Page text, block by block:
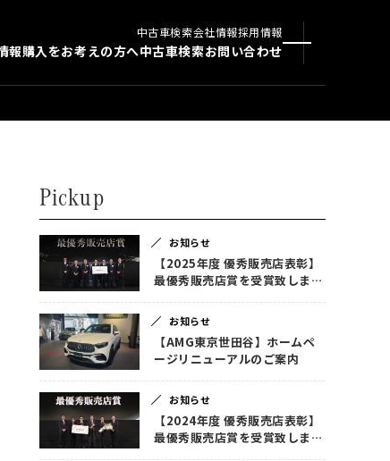
中古車検索会社情報採用情報
報購入をお考えの方へ中古車検索お問い合わせ
Pickup
お知らせ
【2025年度 優秀販売店表彰】
最優秀販売店賞を受賞致しまし
お知らせ
【AMG東京世田谷】ホームペ
ージリニューアルのご案内
お知らせ
【2024年度 優秀販売店表彰】
最優秀販売店賞を受賞致しまし